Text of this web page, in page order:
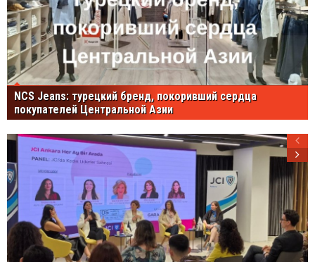
NCS Jeans: турецкий бренд, покоривший сердца
покупателей Центральной Азии